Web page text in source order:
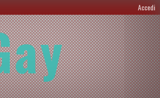
Accedi